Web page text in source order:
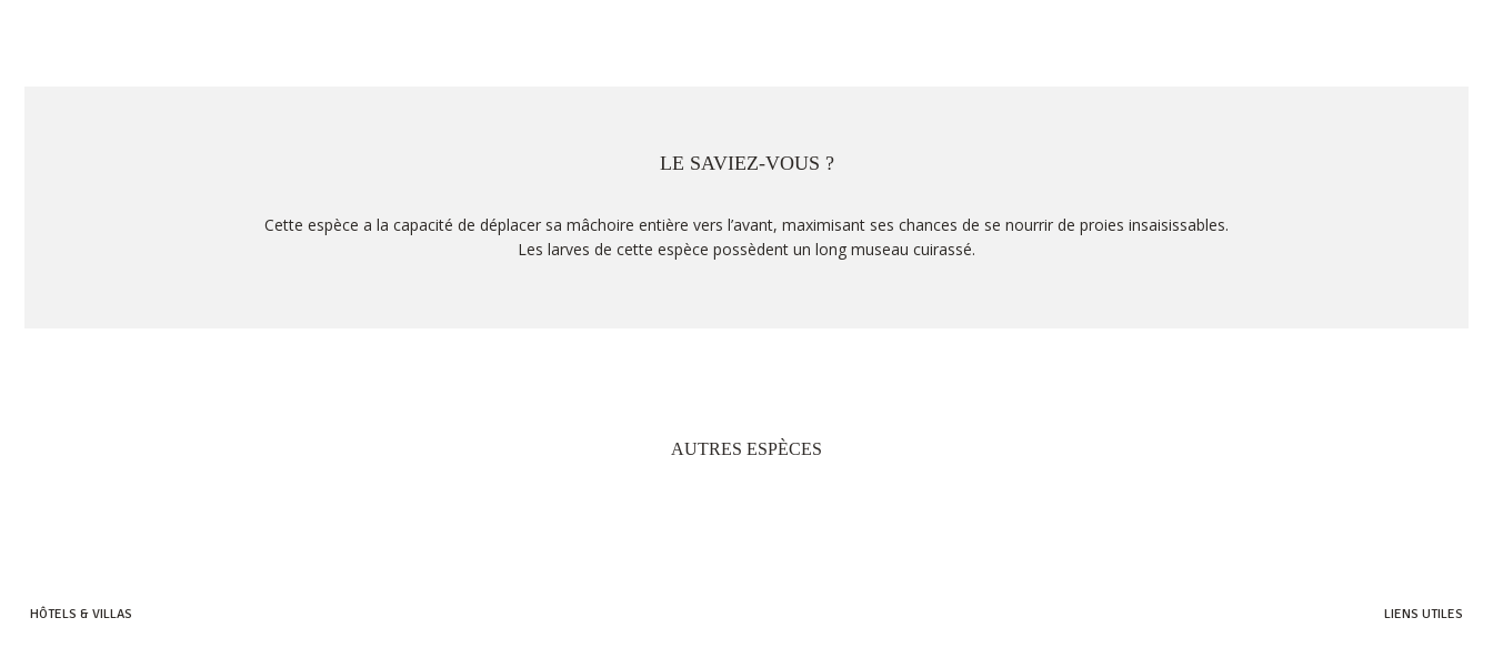
LE SAVIEZ-VOUS ?
Cette espèce a la capacité de déplacer sa mâchoire entière vers l’avant, maximisant ses chances de se nourrir de proies insaisissables.
Les larves de cette espèce possèdent un long museau cuirassé.
AUTRES ESPÈCES
HÔTELS & VILLAS LIENS UTILES